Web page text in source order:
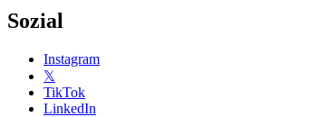
Sozial
Instagram
𝕏
TikTok
LinkedIn